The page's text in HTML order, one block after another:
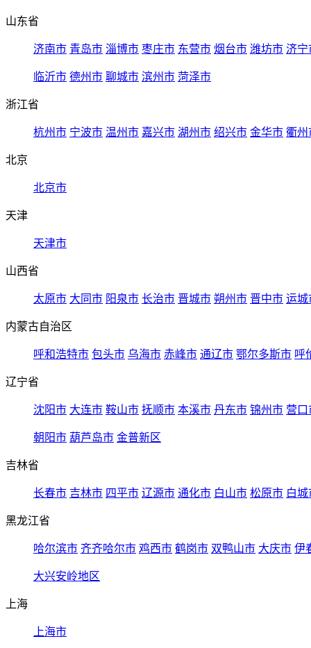
山东省
济南市 青岛市 淄博市 枣庄市 东营市 烟台市 潍坊市 济宁
临沂市 德州市 聊城市 滨州市 菏泽市
浙江省
杭州市 宁波市 温州市 嘉兴市 湖州市 绍兴市 金华市 衢州
北京
北京市
天津
天津市
山西省
太原市 大同市 阳泉市 长治市 晋城市 朔州市 晋中市 运城
内蒙古自治区
呼和浩特市 包头市 乌海市 赤峰市 通辽市 鄂尔多斯市 呼
辽宁省
沈阳市 大连市 鞍山市 抚顺市 本溪市 丹东市 锦州市 营口
朝阳市 葫芦岛市 金普新区
吉林省
长春市 吉林市 四平市 辽源市 通化市 白山市 松原市 白城
黑龙江省
哈尔滨市 齐齐哈尔市 鸡西市 鹤岗市 双鸭山市 大庆市 伊
大兴安岭地区
上海
上海市